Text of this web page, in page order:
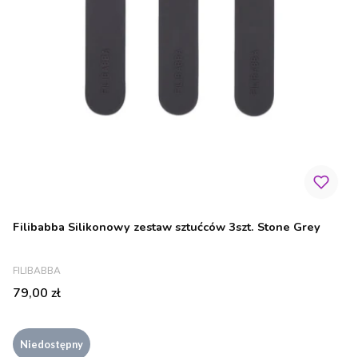
Filibabba Silikonowy zestaw sztućców 3szt. Stone Grey
PRODUCENT
FILIBABBA
Cena
79,00 zł
Niedostępny